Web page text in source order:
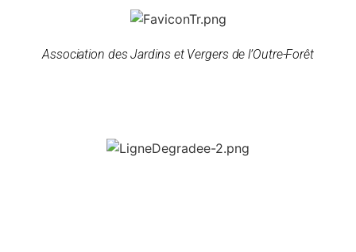
Association des Jardins et Vergers de l’Outre-Forêt